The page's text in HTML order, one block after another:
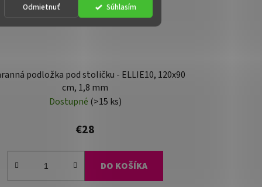
Odmietnuť Súhlasím
podložka pod stoličku - ELLIE10, 120x90
cm, 1,8 mm
Dostupné (>15 ks)
€28
DO KOŠÍKA